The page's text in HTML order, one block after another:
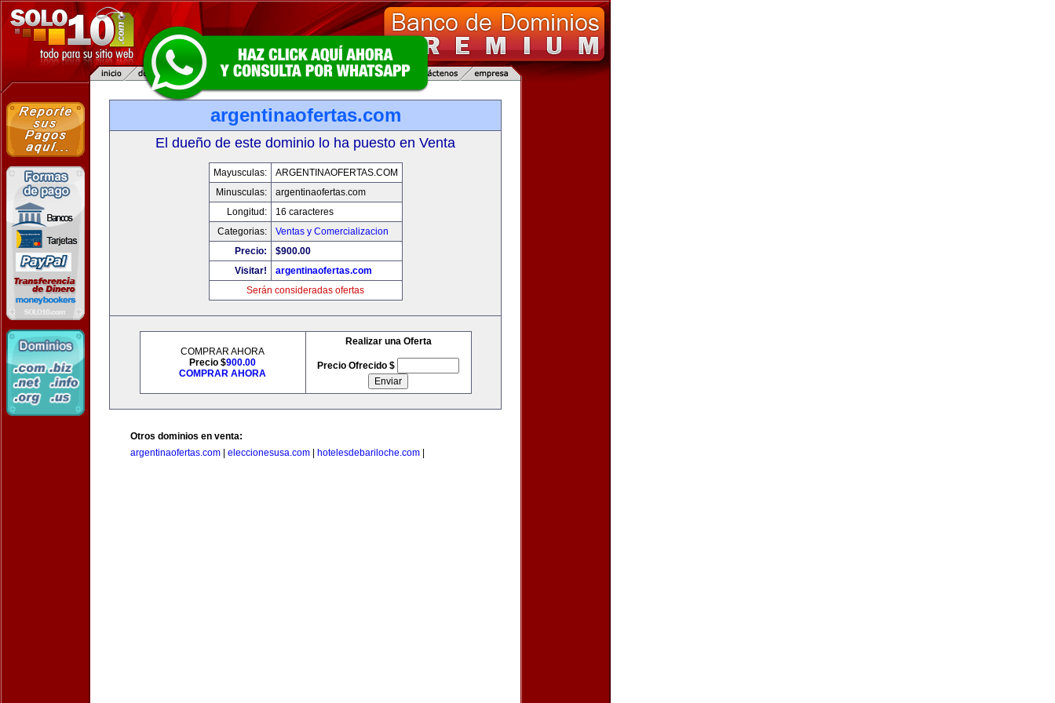
argentinaofertas.com
El dueño de este dominio lo ha puesto en Venta
Mayusculas:
ARGENTINAOFERTAS.COM
Minusculas:
argentinaofertas.com
Longitud:
16 caracteres
Categorias:
Ventas y Comercializacion
Precio:
$900.00
Visitar!
argentinaofertas.com
Serán consideradas ofertas
COMPRAR AHORA
Precio $900.00
COMPRAR AHORA
Realizar una Oferta
Precio Ofrecido $
Otros dominios en venta:
argentinaofertas.com
eleccionesusa.com hotelesdebariloche.com